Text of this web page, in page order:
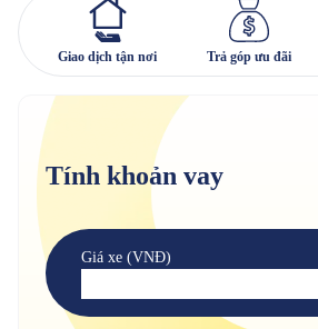
Giao dịch tận nơi Trả góp ưu đãi
Tính khoản vay
Giá xe (VNĐ)